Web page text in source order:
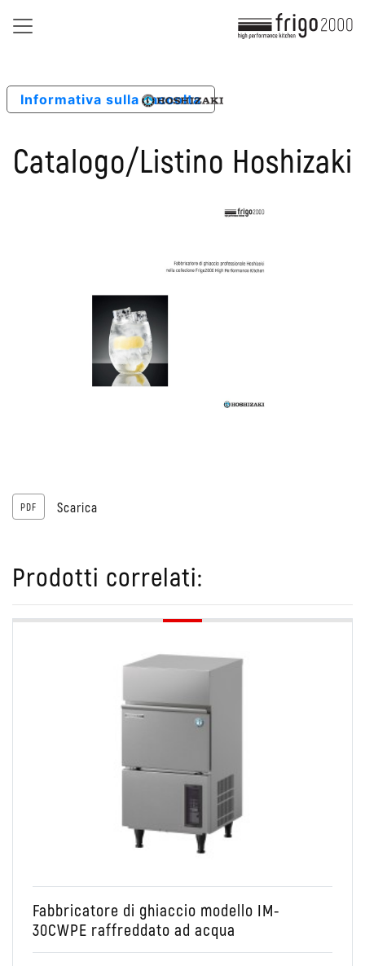
Catalogo/Listino Hoshizaki
Scarica
Prodotti correlati:
Fabbricatore di ghiaccio modello IM-
30CWPE raffreddato ad acqua
Raffreddare
Informativa sulla raccolta